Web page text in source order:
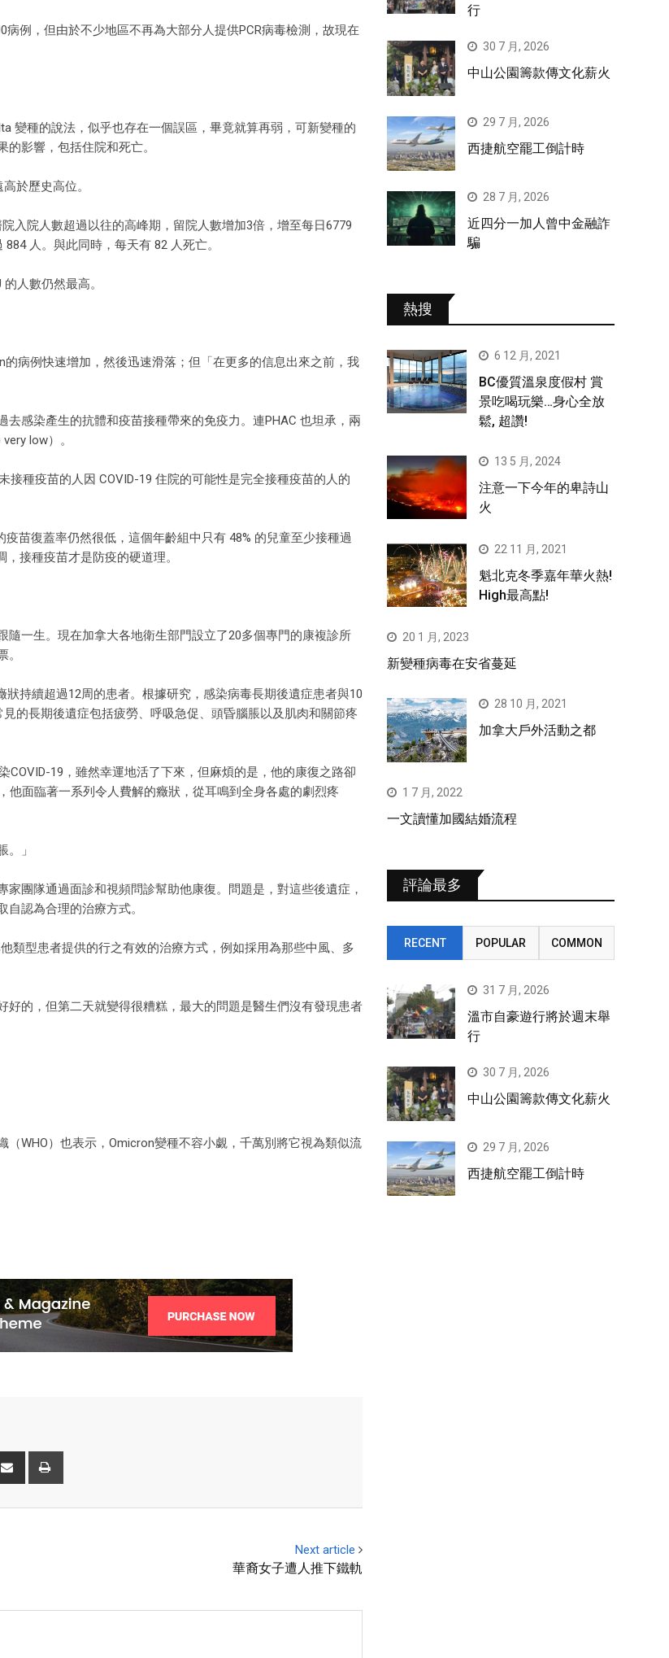
例，但由於不少地區不再為大部分人提供PCR病毒檢測，故現在
變種的說法，似乎也存在一個誤區，畢竟就算再弱，可新變種的
影響，包括住院和死亡。
於歷史高位。
入院人數超過以往的高峰期，留院人數增加3倍，增至每日6779
人。與此同時，每天有 82 人死亡。
人數仍然最高。
病例快速增加，然後迅速滑落；但「在更多的信息出來之前，我
感染產生的抗體和疫苗接種帶來的免疫力。連PHAC 也坦承，兩
low）。
種疫苗的人因 COVID-19 住院的可能性是完全接種疫苗的人的
苗復蓋率仍然很低，這個年齡組中只有 48% 的兒童至少接種過
接種疫苗才是防疫的硬道理。
一生。現在加拿大各地衛生部門設立了20多個專門的康複診所
持續超過12周的患者。根據研究，感染病毒長期後遺症患者與10
的長期後遺症包括疲勞、呼吸急促、頭昏腦脹以及肌肉和關節疼
19，雖然幸運地活了下來，但麻煩的是，他的康復之路卻
面臨著一系列令人費解的癥狀，從耳鳴到全身各處的劇烈疼
」
團隊通過面診和視頻問診幫助他康復。問題是，對這些後遺症，
認為合理的治療方式。
類型患者提供的行之有效的治療方式，例如採用為那些中風、多
的，但第二天就變得很糟糕，最大的問題是醫生們沒有發現患者
WHO）也表示，Omicron變種不容小覷，千萬別將它視為類似流
Next article
華裔女子遭人推下鐵軌
行
30 7 月, 2026
中山公園籌款傳文化薪火
29 7 月, 2026
西捷航空罷工倒計時
28 7 月, 2026
近四分一加人曾中金融詐
騙
熱搜
6 12 月, 2021
BC優質溫泉度假村 賞
景吃喝玩樂…身心全放
鬆, 超讚!
13 5 月, 2024
注意一下今年的卑詩山
火
22 11 月, 2021
魁北克冬季嘉年華火熱!
High最高點!
20 1 月, 2023
新變種病毒在安省蔓延
28 10 月, 2021
加拿大戶外活動之都
1 7 月, 2022
一文讀懂加國結婚流程
評論最多
RECENT POPULAR COMMON
31 7 月, 2026
溫市自豪遊行將於週末舉
行
30 7 月, 2026
中山公園籌款傳文化薪火
29 7 月, 2026
西捷航空罷工倒計時